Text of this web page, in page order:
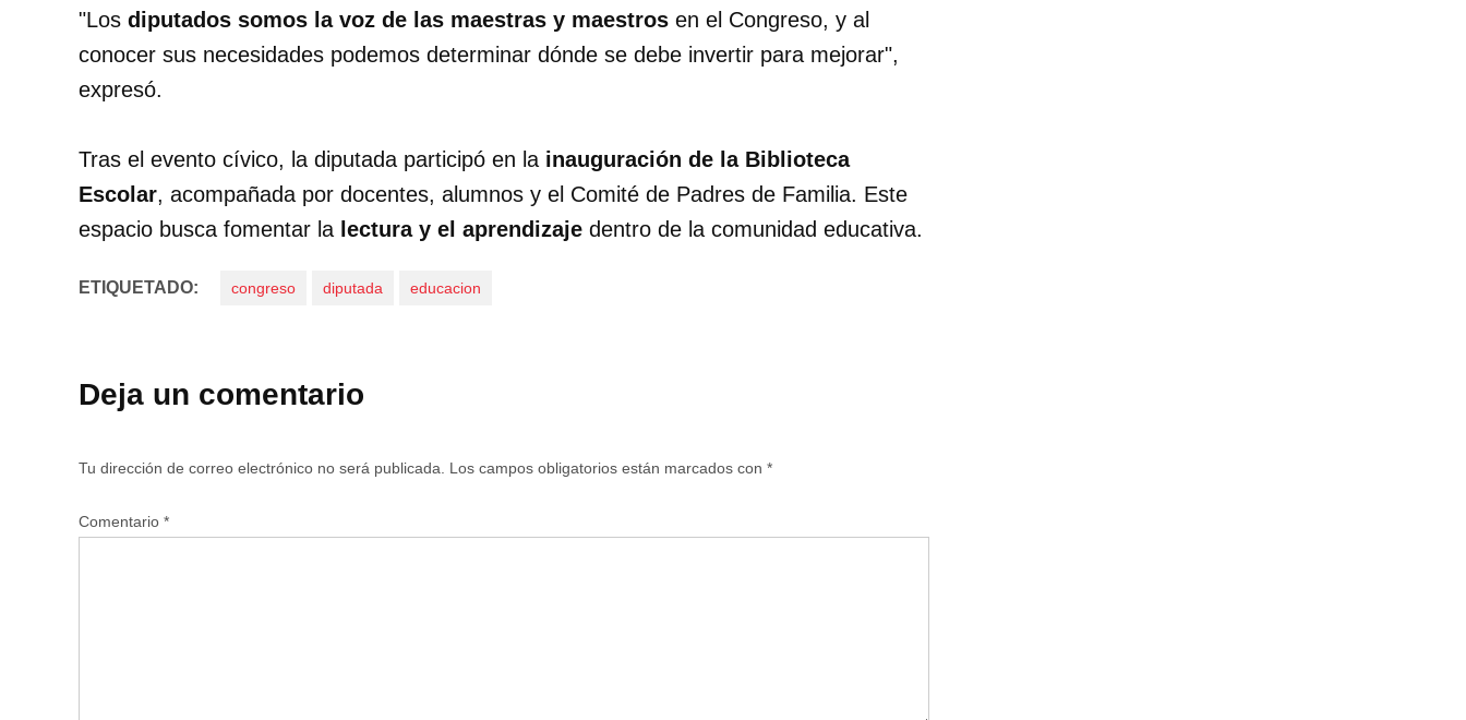
"Los diputados somos la voz de las maestras y maestros en el Congreso, y al
conocer sus necesidades podemos determinar dónde se debe invertir para mejorar",
expresó.
Tras el evento cívico, la diputada participó en la inauguración de la Biblioteca
Escolar, acompañada por docentes, alumnos y el Comité de Padres de Familia. Este
espacio busca fomentar la lectura y el aprendizaje dentro de la comunidad educativa.
ETIQUETADO: congreso diputada educacion
Deja un comentario
Tu dirección de correo electrónico no será publicada. Los campos obligatorios están marcados con *
Comentario *